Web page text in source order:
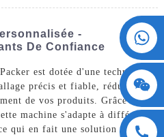
-
De Confiance
est dotée d'une technologie
précis et fiable, réduisant
de vos produits. Grâce à ses
machine s'adapte à différentes
qui en fait une solution